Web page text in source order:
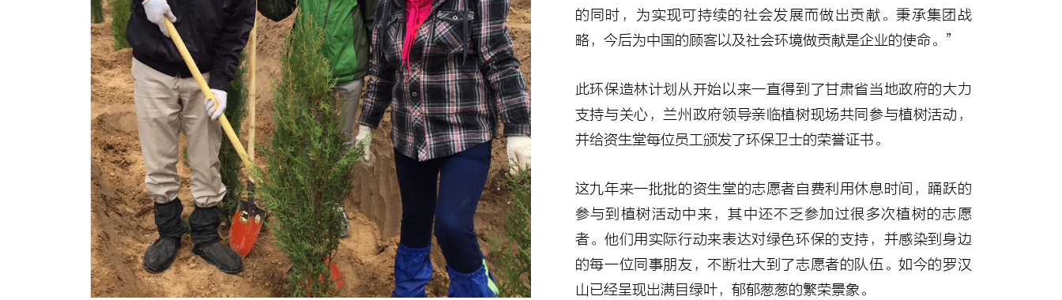
的同时，为实现可持续的社会发展而做出贡献。秉承集团战
略，今后为中国的顾客以及社会环境做贡献是企业的使命。”
此环保造林计划从开始以来一直得到了甘肃省当地政府的大力
支持与关心，兰州政府领导亲临植树现场共同参与植树活动，
并给资生堂每位员工颁发了环保卫士的荣誉证书。
这九年来一批批的资生堂的志愿者自费利用休息时间，踊跃的
参与到植树活动中来，其中还不乏参加过很多次植树的志愿
者。他们用实际行动来表达对绿色环保的支持，并感染到身边
的每一位同事朋友，不断壮大到了志愿者的队伍。如今的罗汉
山已经呈现出满目绿叶，郁郁葱葱的繁荣景象。